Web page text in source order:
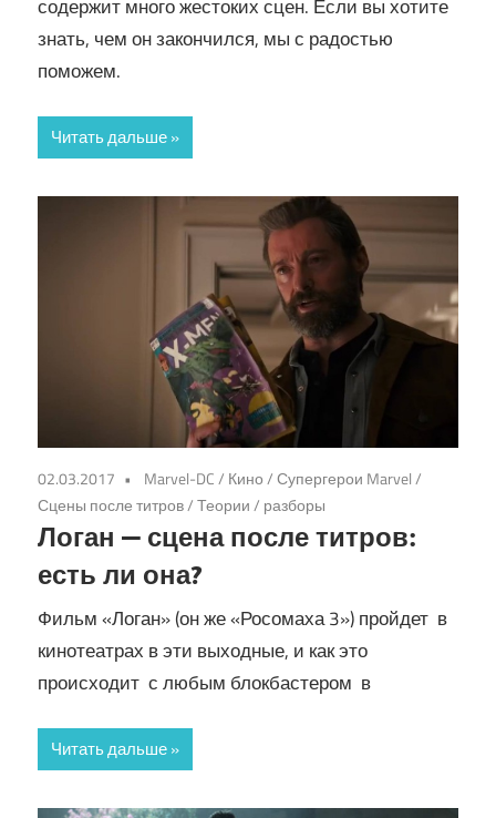
содержит много жестоких сцен. Если вы хотите
знать, чем он закончился, мы с радостью
поможем.
Читать дальше
02.03.2017 Marvel-DC/ Кино/Супергерои Marvel/
Сцены после титров/Теории / разборы
Логан — сцена после титров:
есть ли она?
Фильм «Логан» (он же «Росомаха 3») пройдет в
кинотеатрах в эти выходные, и как это
происходит с любым блокбастером в
Читать дальше